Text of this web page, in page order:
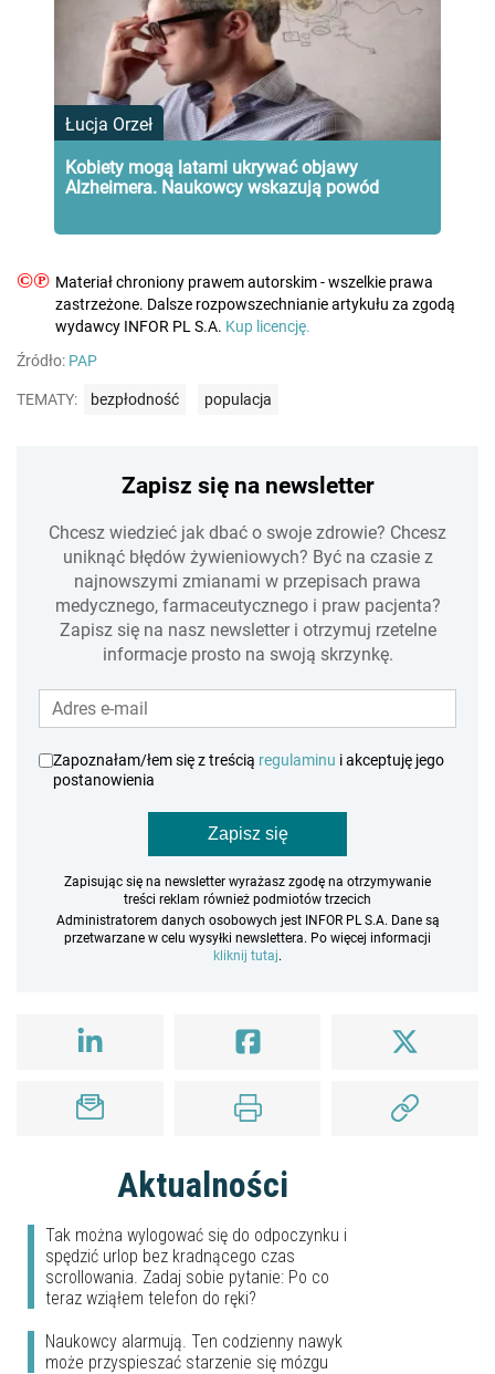
Łucja Orzeł
Kobiety mogą latami ukrywać objawy
Alzheimera. Naukowcy wskazują powód
©℗ Materiał chroniony prawem autorskim - wszelkie prawa
zastrzeżone. Dalsze rozpowszechnianie artykułu za zgodą
wydawcy INFOR PL S.A. Kup licencję.
Źródło: PAP
TEMATY: bezpłodność populacja
Zapisz się na newsletter
Chcesz wiedzieć jak dbać o swoje zdrowie? Chcesz
uniknąć błędów żywieniowych? Być na czasie z
najnowszymi zmianami w przepisach prawa
medycznego, farmaceutycznego i praw pacjenta?
Zapisz się na nasz newsletter i otrzymuj rzetelne
informacje prosto na swoją skrzynkę.
Zapoznałam/łem się z treścią regulaminu i akceptuję jego
postanowienia
Zapisz się
Zapisując się na newsletter wyrażasz zgodę na otrzymywanie
treści reklam również podmiotów trzecich
Administratorem danych osobowych jest INFOR PL S.A. Dane są
przetwarzane w celu wysyłki newslettera. Po więcej informacji
kliknij tutaj.
Aktualności
Tak można wylogować się do odpoczynku i
spędzić urlop bez kradnącego czas
scrollowania. Zadaj sobie pytanie: Po co
teraz wziąłem telefon do ręki?
Naukowcy alarmują. Ten codzienny nawyk
może przyspieszać starzenie się mózgu